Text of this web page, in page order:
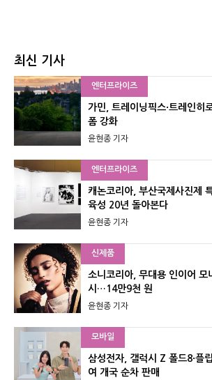
최신 기사
엔터프라이즈
가민, 트레이닝픽스·트레인히
폼 강화
윤현종 기자
엔터프라이즈
캐논코리아, 부산국제사진제
육성 20년 돌아본다
윤현종 기자
신제품
소니코리아, 무대용 인이어 모
시…14만9천 원
윤현종 기자
모바일
삼성전자, 갤럭시 Z 폴드8·플
여 개국 순차 판매